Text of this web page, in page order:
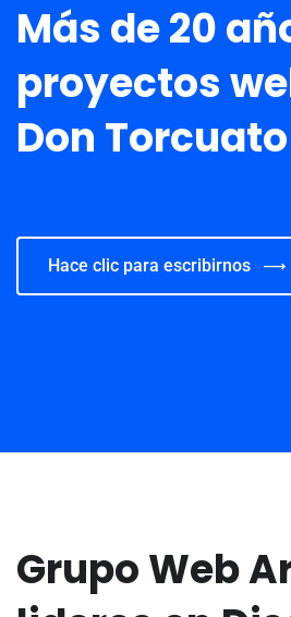
Más de 20
proyectos
Don Torcuato
Hace clic para escribirnos
Grupo Web